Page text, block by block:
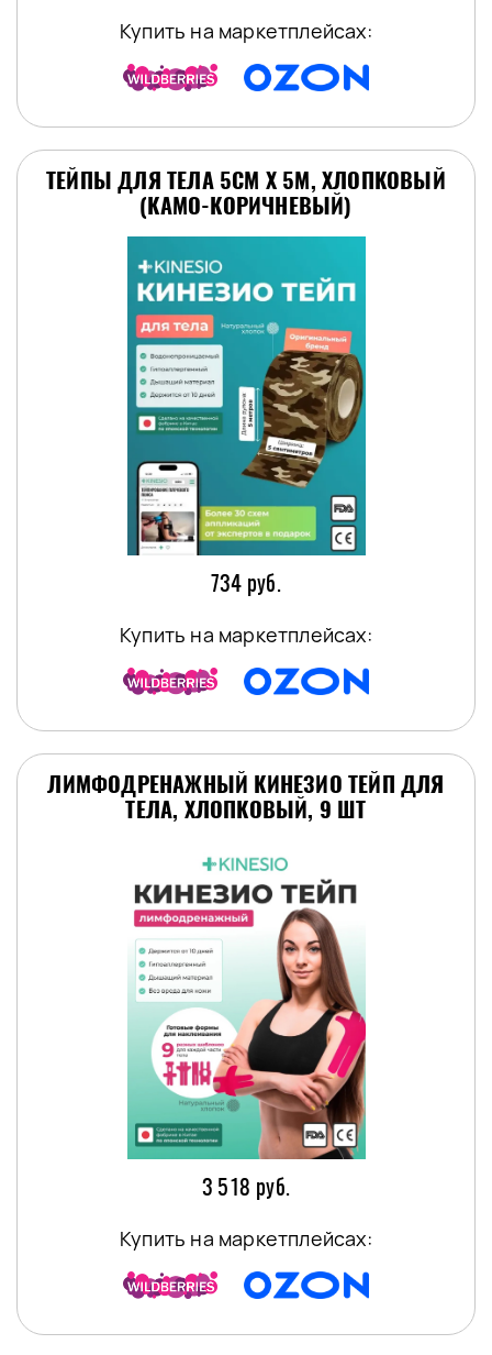
Купить на маркетплейсах:
ТЕЙПЫ ДЛЯ ТЕЛА 5СМ Х 5М, ХЛОПКОВЫЙ
(КАМО-КОРИЧНЕВЫЙ)
734 руб.
Купить на маркетплейсах:
ЛИМФОДРЕНАЖНЫЙ КИНЕЗИО ТЕЙП ДЛЯ
ТЕЛА, ХЛОПКОВЫЙ, 9 ШТ
3 518 руб.
Купить на маркетплейсах: